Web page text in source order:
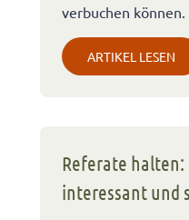
verbuchen können.
ARTIKEL LESEN
Referate halten:
interessant und